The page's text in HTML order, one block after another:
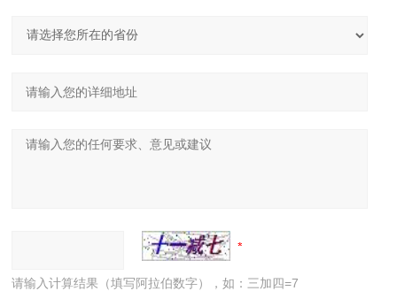
请输入计算结果（填写阿拉伯数字），如：三加四=7